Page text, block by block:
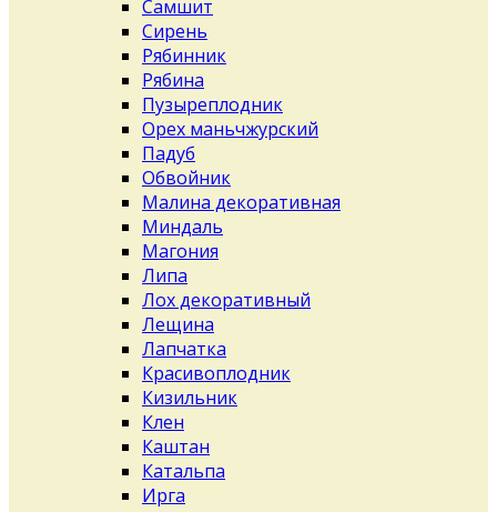
Самшит
Сирень
Рябинник
Рябина
Пузыреплодник
Орех маньчжурский
Падуб
Обвойник
Малина декоративная
Миндаль
Магония
Липа
Лох декоративный
Лещина
Лапчатка
Красивоплодник
Кизильник
Клен
Каштан
Катальпа
Ирга